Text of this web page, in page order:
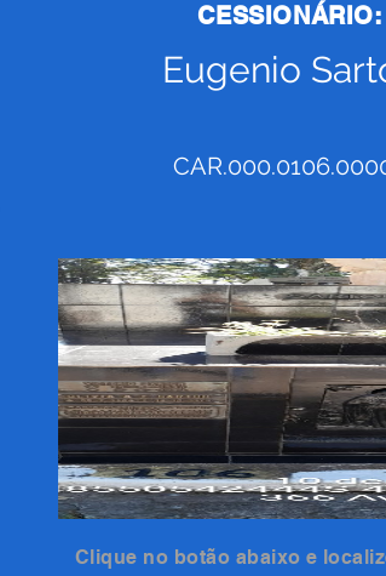
CESSIONÁRIO:
Eugenio
Clique no botão abaixo e